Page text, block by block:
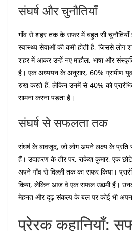
संघर्ष और चुनौतियाँ
गाँव से शहर तक के सफर में बहुत सी चुनौतियाँ
स्वास्थ्य सेवाओं की कमी होती है, जिससे लोग
शहर में आकर उन्हें नए माहौल, भाषा और
है। एक अध्ययन के अनुसार, 60% ग्रामीण
रुख करते हैं, लेकिन उनमें से 40% को
सामना करना पड़ता है।
संघर्ष से सफलता तक
संघर्ष के बावजूद, जो लोग अपने लक्ष्य के प्रति
हैं। उदाहरण के तौर पर, राकेश कुमार, एक
अपने गाँव से दिल्ली तक का सफर किया।
किया, लेकिन आज वे एक सफल उद्यमी हैं।
मेहनत और दृढ़ संकल्प के बल पर कोई भी
प्रेरक कहानियाँ: